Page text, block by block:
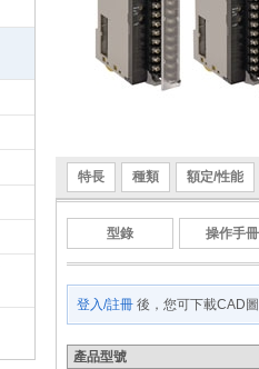
特長 種類 額定/性能
型錄 操作手冊
登入/註冊 後，您可下載CAD
產品型號